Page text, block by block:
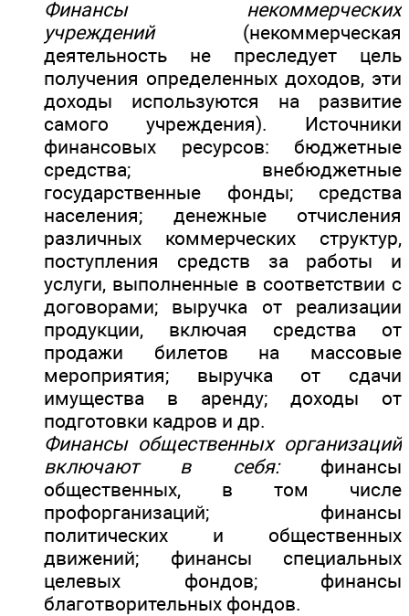
Финансы некоммерческих
учреждений(некоммерческая
деятельность не преследует цель
получения определенных доходов, эти
доходы используются на развитие
самого учреждения). Источники
финансовых ресурсов: бюджетные
средства; внебюджетные
государственные фонды; средства
населения; денежные отчисления
различных коммерческих структур,
поступления средств за работы и
услуги, выполненные в соответствии с
договорами; выручка от реализации
продукции, включая средства от
продажи билетов на массовые
мероприятия; выручка от сдачи
имущества в аренду; доходы от
подготовки кадров и др.
Финансы общественных организаций
включают в себя:финансы
общественных, в том числе
профорганизаций; финансы
политических и общественных
движений; финансы специальных
целевых фондов; финансы
благотворительных фондов.